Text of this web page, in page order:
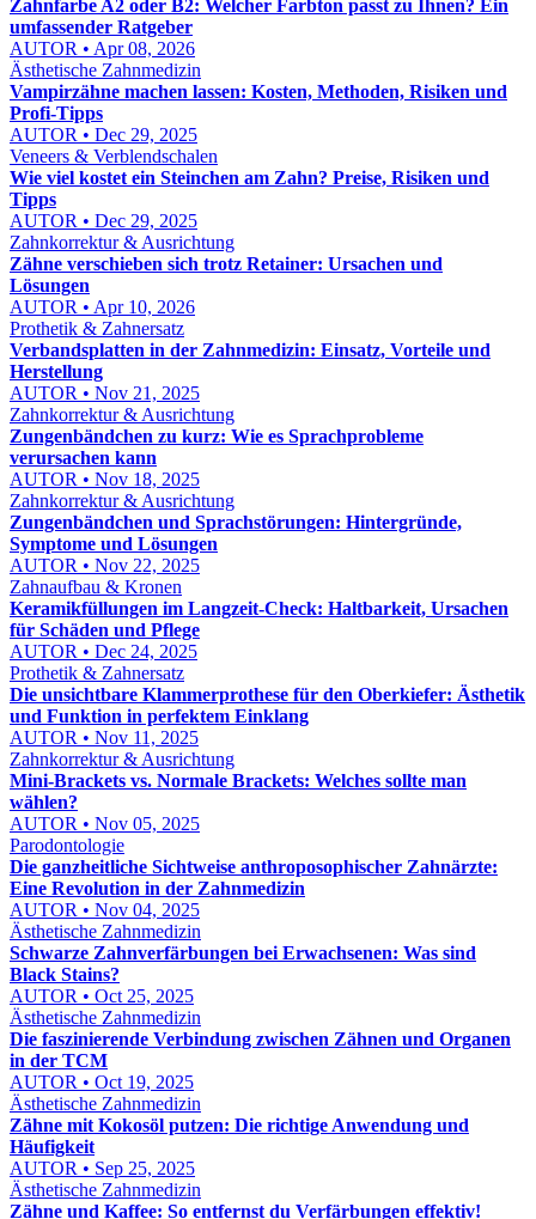
Zahnfarbe A2 oder B2: Welcher Farbton passt zu Ihnen? Ein
umfassender Ratgeber
AUTOR • Apr 08, 2026
Ästhetische Zahnmedizin
Vampirzähne machen lassen: Kosten, Methoden, Risiken und
Profi-Tipps
AUTOR • Dec 29, 2025
Veneers & Verblendschalen
Wie viel kostet ein Steinchen am Zahn? Preise, Risiken und
Tipps
AUTOR • Dec 29, 2025
Zahnkorrektur & Ausrichtung
Zähne verschieben sich trotz Retainer: Ursachen und
Lösungen
AUTOR • Apr 10, 2026
Prothetik & Zahnersatz
Verbandsplatten in der Zahnmedizin: Einsatz, Vorteile und
Herstellung
AUTOR • Nov 21, 2025
Zahnkorrektur & Ausrichtung
Zungenbändchen zu kurz: Wie es Sprachprobleme
verursachen kann
AUTOR • Nov 18, 2025
Zahnkorrektur & Ausrichtung
Zungenbändchen und Sprachstörungen: Hintergründe,
Symptome und Lösungen
AUTOR • Nov 22, 2025
Zahnaufbau & Kronen
Keramikfüllungen im Langzeit-Check: Haltbarkeit, Ursachen
für Schäden und Pflege
AUTOR • Dec 24, 2025
Prothetik & Zahnersatz
Die unsichtbare Klammerprothese für den Oberkiefer: Ästhetik
und Funktion in perfektem Einklang
AUTOR • Nov 11, 2025
Zahnkorrektur & Ausrichtung
Mini-Brackets vs. Normale Brackets: Welches sollte man
wählen?
AUTOR • Nov 05, 2025
Parodontologie
Die ganzheitliche Sichtweise anthroposophischer Zahnärzte:
Eine Revolution in der Zahnmedizin
AUTOR • Nov 04, 2025
Ästhetische Zahnmedizin
Schwarze Zahnverfärbungen bei Erwachsenen: Was sind
Black Stains?
AUTOR • Oct 25, 2025
Ästhetische Zahnmedizin
Die faszinierende Verbindung zwischen Zähnen und Organen
in der TCM
AUTOR • Oct 19, 2025
Ästhetische Zahnmedizin
Zähne mit Kokosöl putzen: Die richtige Anwendung und
Häufigkeit
AUTOR • Sep 25, 2025
Ästhetische Zahnmedizin
Zähne und Kaffee: So entfernst du Verfärbungen effektiv!